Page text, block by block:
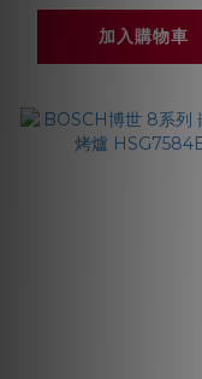
加入購物車